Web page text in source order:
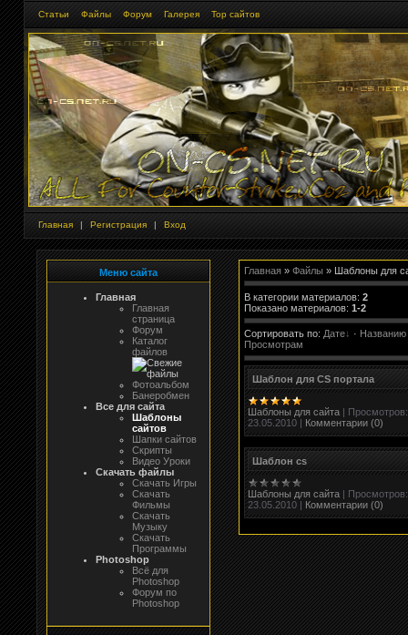
Статьи Файлы Форум Галерея Тор сайтов
Главная | Регистрация | Вход
Меню сайта
Главная
Главная
страница
Форум
Каталог
файлов
Фотоальбом
Банеробмен
Все для сайта
Шаблоны
сайтов
Шапки сайтов
Скрипты
Видео Уроки
Скачать файлы
Скачать Игры
Скачать
Фильмы
Скачать
Музыку
Скачать
Программы
Photoshop
Всё для
Photoshop
Форум по
Photoshop
Главная» Файлы » Шаблоны для
В категории материалов: 2
Показано материалов: 1-2
Сортировать по: Дате · Названию
Просмотрам
Шаблон для CS портала
Шаблоны для сайта| Просмотров:
23.05.2010 | Комментарии (0)
Шаблон cs
Шаблоны для сайта| Просмотров:
23.05.2010 | Комментарии (0)